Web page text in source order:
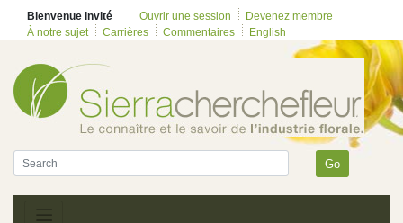
Bienvenue invité Ouvrir une session
Devenez membre
À notre sujet
Carrières Commentaires English
Go